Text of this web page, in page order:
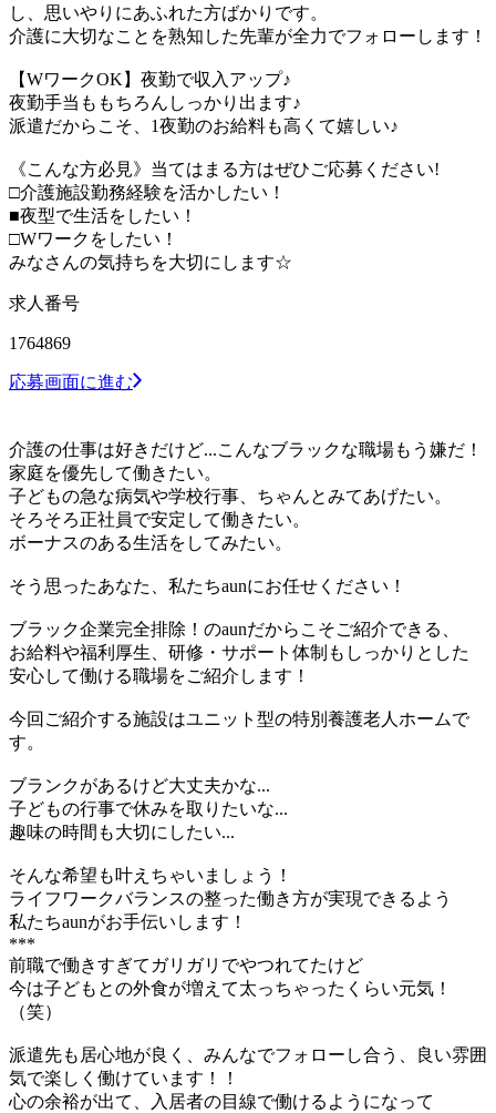
し、思いやりにあふれた方ばかりです。
介護に大切なことを熟知した先輩が全力でフォローします！
【WワークOK】夜勤で収入アップ♪
夜勤手当ももちろんしっかり出ます♪
派遣だからこそ、1夜勤のお給料も高くて嬉しい♪
《こんな方必見》当てはまる方はぜひご応募ください!
□介護施設勤務経験を活かしたい！
■夜型で生活をしたい！
□Wワークをしたい！
みなさんの気持ちを大切にします☆
求人番号
1764869
応募画面に進む
介護の仕事は好きだけど...こんなブラックな職場もう嫌だ！
家庭を優先して働きたい。
子どもの急な病気や学校行事、ちゃんとみてあげたい。
そろそろ正社員で安定して働きたい。
ボーナスのある生活をしてみたい。
そう思ったあなた、私たちaunにお任せください！
ブラック企業完全排除！のaunだからこそご紹介できる、
お給料や福利厚生、研修・サポート体制もしっかりとした
安心して働ける職場をご紹介します！
今回ご紹介する施設はユニット型の特別養護老人ホームで
す。
ブランクがあるけど大丈夫かな...
子どもの行事で休みを取りたいな...
趣味の時間も大切にしたい...
そんな希望も叶えちゃいましょう！
ライフワークバランスの整った働き方が実現できるよう
私たちaunがお手伝いします！
***
前職で働きすぎてガリガリでやつれてたけど
今は子どもとの外食が増えて太っちゃったくらい元気！
（笑）
派遣先も居心地が良く、みんなでフォローし合う、良い雰囲
気で楽しく働けています！！
心の余裕が出て、入居者の目線で働けるようになって